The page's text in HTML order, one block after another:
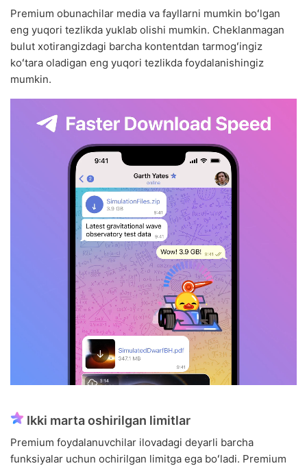
Premium obunachilar media va fayllarni mumkin boʻlgan
eng yuqori tezlikda yuklab olishi mumkin. Cheklanmagan
bulut xotirangizdagi barcha kontentdan tarmogʻingiz
koʻtara oladigan eng yuqori tezlikda foydalanishingiz
mumkin.
Ikki marta oshirilgan limitlar
Premium foydalanuvchilar ilovadagi deyarli barcha
funksiyalar uchun ochirilgan limitga ega boʻladi. Premium